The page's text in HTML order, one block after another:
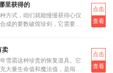
里获得的
方式，咱们就能慢慢获得心仪
成的要数破馆珍剑，它需要的
点击
查看
卖
雪霜这种珍贵的恢复道具。它
大量生命值和魔法值，是闯荡
点击
查看